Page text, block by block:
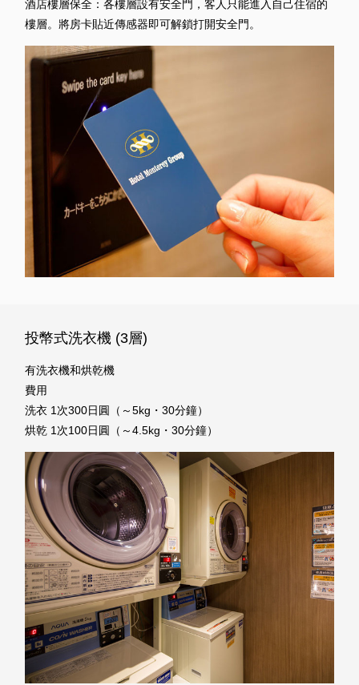
酒店樓層保全：各樓層設有安全門，客人只能進入自己住宿的
樓層。將房卡貼近傳感器即可解鎖打開安全門。
投幣式洗衣機 (3層)
有洗衣機和烘乾機
費用
洗衣 1次300日圓（～5kg・30分鐘）
烘乾 1次100日圓（～4.5kg・30分鐘）